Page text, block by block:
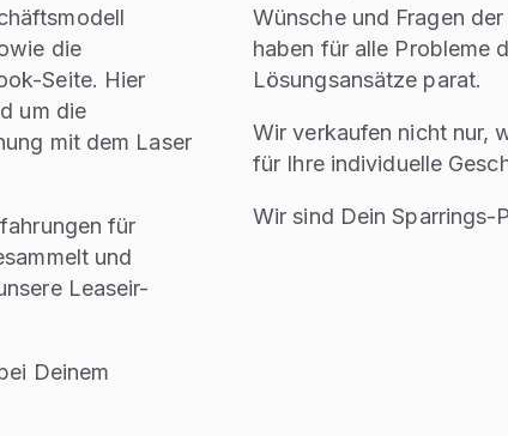
die
Seite. Hier
um die
mit dem Laser
für
und
Leaseir-
Deinem
Wünsche und Fragen
haben für alle Probleme
Lösungsansätze parat.
Wir verkaufen nicht nur,
für Ihre individuelle
Wir sind Dein Sparrings-